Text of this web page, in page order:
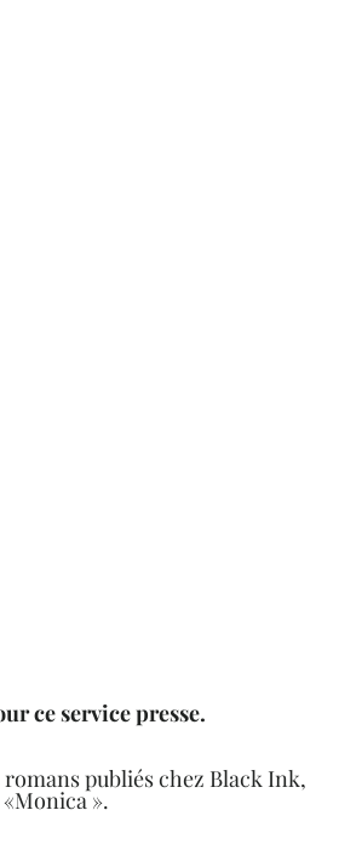
ce service presse.
romans publiés chez Black Ink,
».